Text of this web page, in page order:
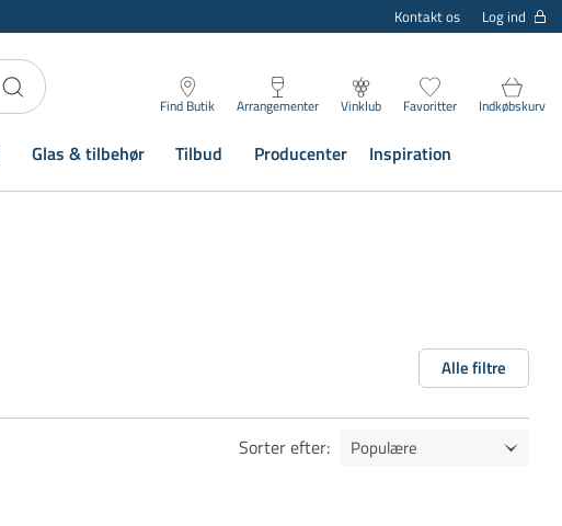
Kontakt os Log ind
Find Butik Arrangementer Vinklub Favoritter Indkøbskurv
Glas & tilbehør Tilbud Producenter Inspiration
Alle filtre
Sorter efter: